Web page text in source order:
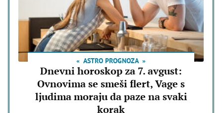
ASTRO PROGNOZA
Dnevni horoskop za 7. avgust:
Ovnovima se smeši flert, Vage s
ljudima moraju da paze na svaki
korak